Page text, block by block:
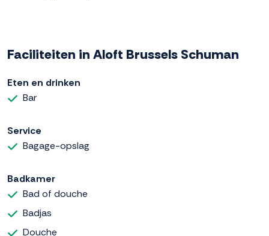
Faciliteiten in Aloft Brussels Schuman
Eten en drinken
Bar
Service
Bagage-opslag
Badkamer
Bad of douche
Badjas
Douche